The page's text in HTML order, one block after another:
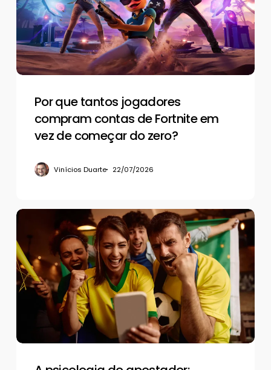
compram
contas
de
Fortnite
em
começar
Por que tantos jogadores
compram contas de Fortnite em
vez de começar do zero?
Vinícios Duarte 22/07/2026
A
psicologia
do
apostador:
mantendo
o
controle
pressão